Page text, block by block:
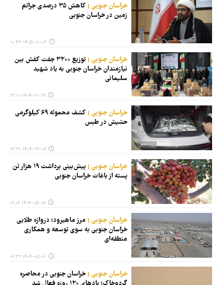
خراسان جنوبی
کاهش ۳۵ درصدی جرائم
زمین در خراسان جنوبی
۱۴۰۵-۰۱-۰۳ ۱۰:۴۳
خراسان جنوبی
توزیع ۳۲۰۰ جفت کفش بین
نیازمندان خراسان جنوبی به یاد شهید
سلیمانی
۱۴۰۴-۱۲-۲۹ ۲۲:۱۰
خراسان جنوبی
کشف محموله ۶۹ کیلوگرمی
حشیش در طبس
۱۴۰۴-۱۲-۰۷ ۱۷:۳۱
خراسان جنوبی
پیش‌بینی برداشت ۱۹ هزار تن
پسته از باغات خراسان جنوبی
۱۴۰۴-۰۵-۰۷ ۰۹:۰۶
خراسان جنوبی
مرز ماهیرود؛ دروازه طلایی
خراسان جنوبی به سوی توسعه و همکاری
منطقه‌ای
۱۴۰۴-۰۵-۰۱ ۰۹:۳۲
خراسان جنوبی
خراسان جنوبی در محاصره